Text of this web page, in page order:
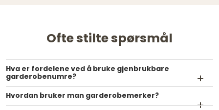
Ofte stilte spørsmål
Hva er fordelene ved å bruke gjenbrukbare
garderobenumre?
Hvordan bruker man garderobemerker?